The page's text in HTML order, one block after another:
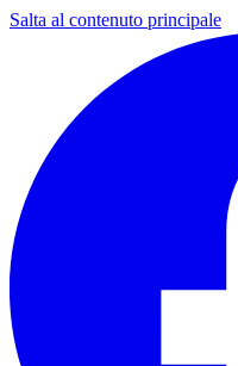
Salta al contenuto principale